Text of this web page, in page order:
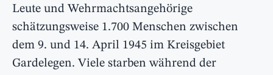
Leute und Wehrmachtsangehörige
schätzungsweise 1.700 Menschen zwischen
dem 9. und 14. April 1945 im Kreisgebiet
Gardelegen. Viele starben während der